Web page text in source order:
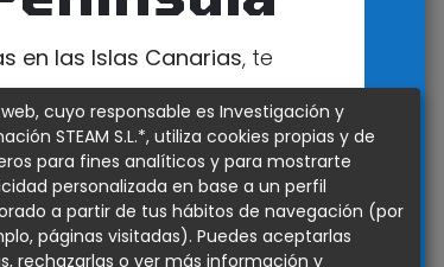
en las Islas Canarias, te
tienda exclusiva para
esa zona
DE CANARIAS
cuyo responsable es Investigación y
STEAM S.L.*, utiliza cookies propias y de
para fines analíticos y para mostrarte
personalizada en base a un perfil
a partir de tus hábitos de navegación (por
páginas visitadas). Puedes aceptarlas
rechazarlas o ver más información y